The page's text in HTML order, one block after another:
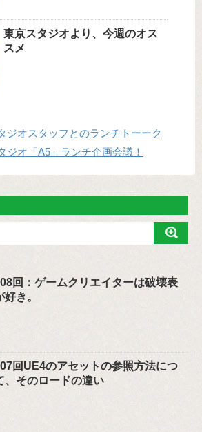
東京スタジオより、今週のオス
スメ
ジオスタッフとのランチトーーク
ジオ「A5」ランチ企画会議！
回：ゲームクリエイターは破壊表
好き。
回UE4のアセットの参照方法につ
、そのロードの違い